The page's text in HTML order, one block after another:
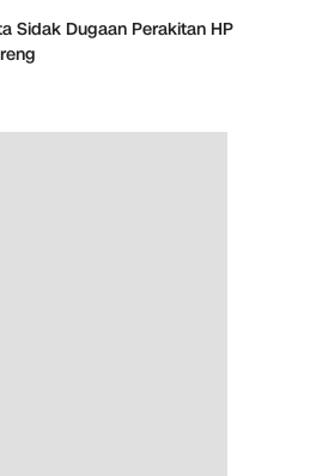
Sidak Dugaan Perakitan HP